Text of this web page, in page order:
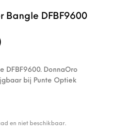
Bangle DFBF9600
prijs
DFBF9600. DonnaOro
bij Punte Optiek
en niet beschikbaar.